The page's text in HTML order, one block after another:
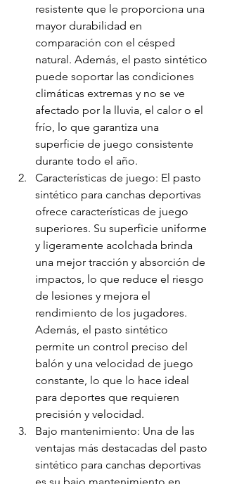
resistente que le proporciona una
mayor durabilidad en
comparación con el césped
natural. Además, el pasto sintético
puede soportar las condiciones
climáticas extremas y no se ve
afectado por la lluvia, el calor o el
frío, lo que garantiza una
superficie de juego consistente
durante todo el año.
Características de juego: El pasto
sintético para canchas deportivas
ofrece características de juego
superiores. Su superficie uniforme
y ligeramente acolchada brinda
una mejor tracción y absorción de
impactos, lo que reduce el riesgo
de lesiones y mejora el
rendimiento de los jugadores.
Además, el pasto sintético
permite un control preciso del
balón y una velocidad de juego
constante, lo que lo hace ideal
para deportes que requieren
precisión y velocidad.
Bajo mantenimiento: Una de las
ventajas más destacadas del pasto
sintético para canchas deportivas